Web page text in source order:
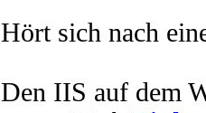
Hört sich nach
Den IIS auf dem